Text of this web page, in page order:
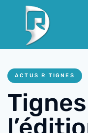
ACTUS R TIGNES